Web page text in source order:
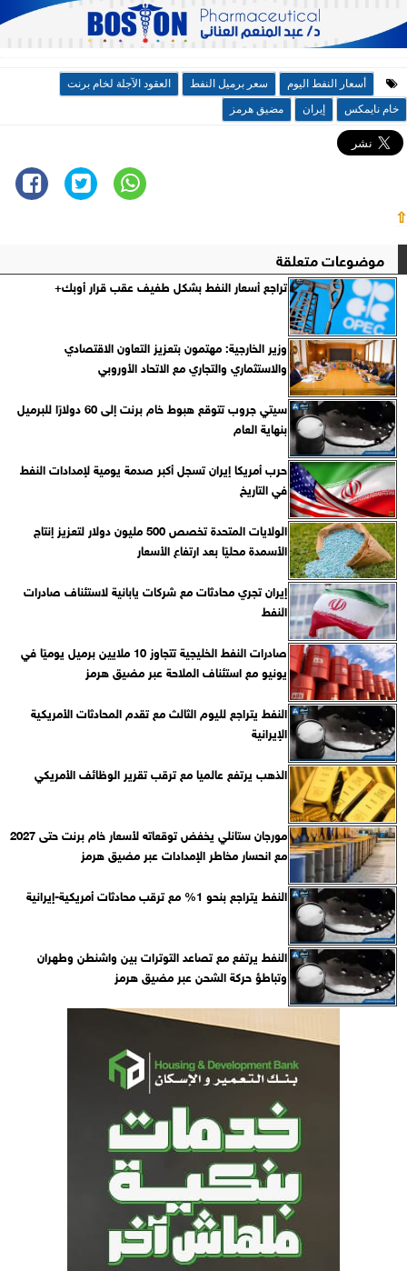
أسعار النفط اليوم سعر برميل النفط
العقود الآجلة لخام برنت
خام نايمكس
إيران مضيق هرمز
⇧
موضوعات متعلقة
تراجع أسعار النفط بشكل طفيف عقب قرار أوبك+
وزير الخارجية: مهتمون بتعزيز التعاون الاقتصادي
والاستثماري والتجاري مع الاتحاد الأوروبي
سيتي جروب تتوقع هبوط خام برنت إلى 60 دولارًا للبرميل
بنهاية العام
حرب أمريكا إيران تسجل أكبر صدمة يومية لإمدادات النفط
في التاريخ
الولايات المتحدة تخصص 500 مليون دولار لتعزيز إنتاج
الأسمدة محليًا بعد ارتفاع الأسعار
إيران تجري محادثات مع شركات يابانية لاستئناف صادرات
النفط
صادرات النفط الخليجية تتجاوز 10 ملايين برميل يوميًا في
يونيو مع استئناف الملاحة عبر مضيق هرمز
النفط يتراجع لليوم الثالث مع تقدم المحادثات الأمريكية
الإيرانية
الذهب يرتفع عالميا مع ترقب تقرير الوظائف الأمريكي
مورجان ستانلي يخفض توقعاته لأسعار خام برنت حتى 2027
مع انحسار مخاطر الإمدادات عبر مضيق هرمز
النفط يتراجع بنحو 1% مع ترقب محادثات أمريكية-إيرانية
النفط يرتفع مع تصاعد التوترات بين واشنطن وطهران
وتباطؤ حركة الشحن عبر مضيق هرمز